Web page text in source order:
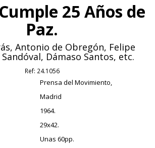
25 Años de
Paz.
Antonio de Obregón, Felipe
Dámaso Santos, etc.
Ref: 24.1056
Prensa del Movimiento,
Madrid
1964.
29x42.
Unas 60pp.